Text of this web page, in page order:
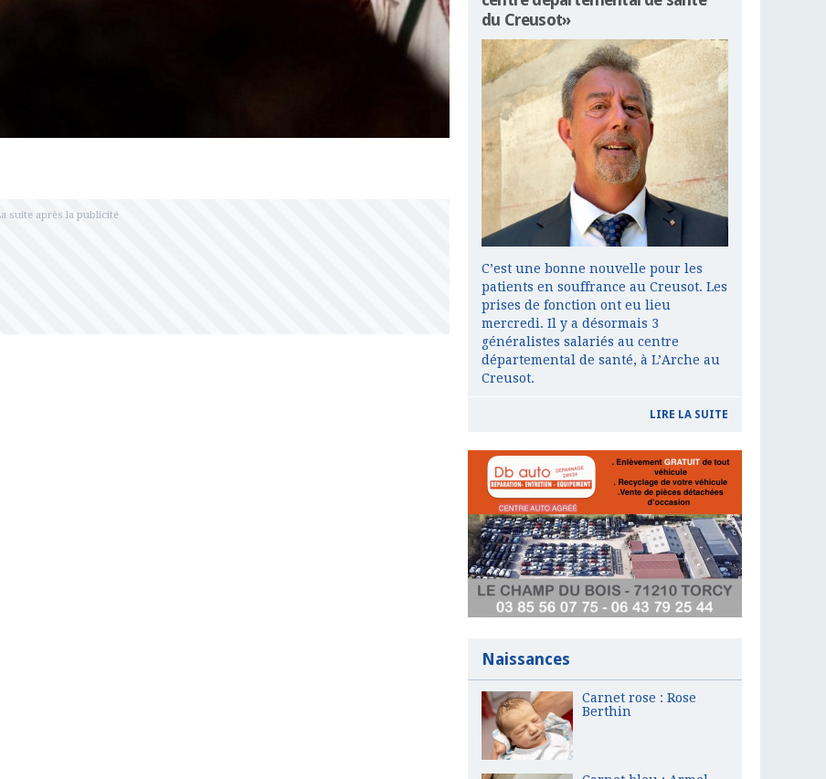
du Creusot»
C’est une bonne nouvelle pour les
patients en souffrance au Creusot. Les
prises de fonction ont eu lieu
mercredi. Il y a désormais 3
généralistes salariés au centre
départemental de santé, à L’Arche au
Creusot.
LIRE LA SUITE
Naissances
Carnet rose : Rose
Berthin